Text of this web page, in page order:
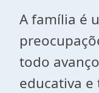
A família é
todo
educativa